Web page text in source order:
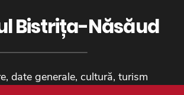
Bistrița-Năsăud
date generale, cultură, turism